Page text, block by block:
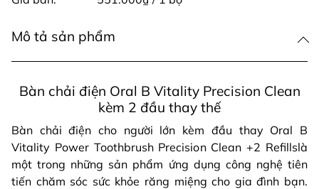
Mô tả sản phẩm
Bàn chải điện Oral B Vitality Precision Clean
kèm 2 đầu thay thế
Bàn chải điện cho người lớn kèm đầu thay Oral B
Vitality Power Toothbrush Precision Clean +2 Refillslà
một trong những sản phẩm ứng dụng công nghệ tiên
tiến chăm sóc sức khỏe răng miệng cho gia đình bạn.